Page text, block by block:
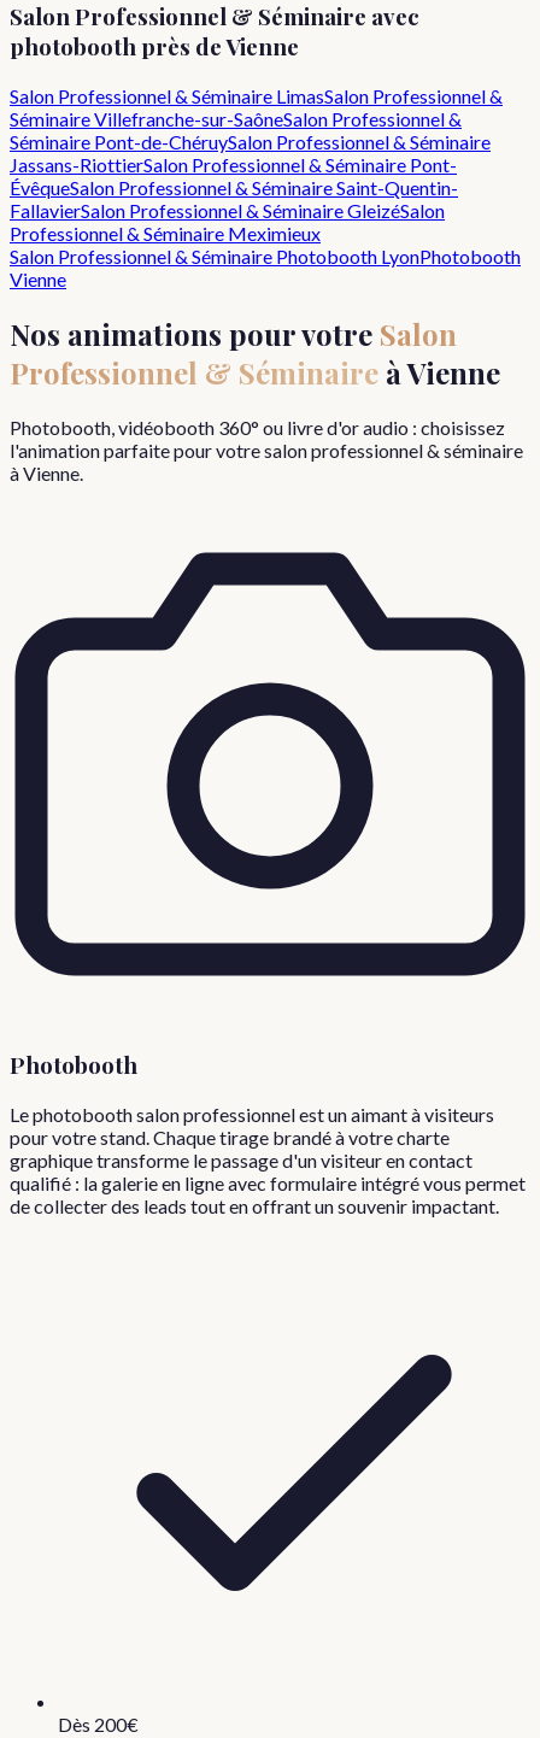
Salon Professionnel & Séminaire avec
photobooth près deVienne
Salon Professionnel & Séminaire LimasSalon Professionnel &
SéminaireVillefranche-sur-SaôneSalon Professionnel &
Séminaire Pont-de-ChéruySalon Professionnel & Séminaire
Jassans-RiottierSalon Professionnel & Séminaire Pont-
ÉvêqueSalon Professionnel & SéminaireSaint-Quentin-
FallavierSalon Professionnel & SéminaireGleizéSalon
Professionnel & Séminaire Meximieux
Salon Professionnel & Séminaire Photobooth LyonPhotobooth
Vienne
Nos animations pour votre Salon
Professionnel & Séminaire àVienne
Photobooth, vidéobooth 360° ou livre d'or audio : choisissez
l'animation parfaite pour votresalon professionnel & séminaire
àVienne
Photobooth
Le photobooth salon professionnel est un aimant à visiteurs
pour votre stand. Chaque tirage brandé à votre charte
graphique transforme le passage d'un visiteur en contact
qualifié : la galerie en ligne avec formulaire intégré vous permet
de collecter des leads tout en offrant un souvenir impactant.
Dès 200€